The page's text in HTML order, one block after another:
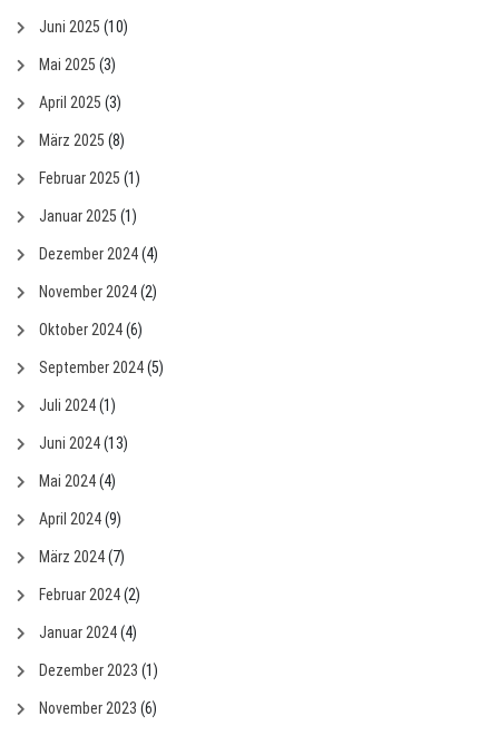
Juni 2025 (10)
Mai 2025 (3)
April 2025 (3)
März 2025 (8)
Februar 2025 (1)
Januar 2025 (1)
Dezember 2024(4)
November 2024(2)
Oktober 2024(6)
September 2024(5)
Juli 2024(1)
Juni 2024(13)
Mai 2024(4)
April 2024(9)
März 2024(7)
Februar 2024(2)
Januar 2024(4)
Dezember 2023 (1)
November 2023 (6)